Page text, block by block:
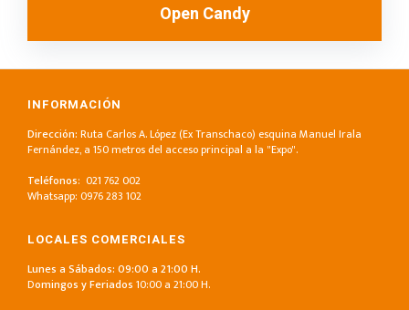
Open Candy
INFORMACIÓN
Dirección: Ruta Carlos A. López (Ex Transchaco) esquina Manuel Irala
Fernández, a 150 metros del acceso principal a la "Expo".
Teléfonos: 021 762 002
Whatsapp: 0976 283 102
LOCALES COMERCIALES
Lunes a Sábados: 09:00 a 21:00 H.
Domingos y Feriados 10:00 a 21:00 H.